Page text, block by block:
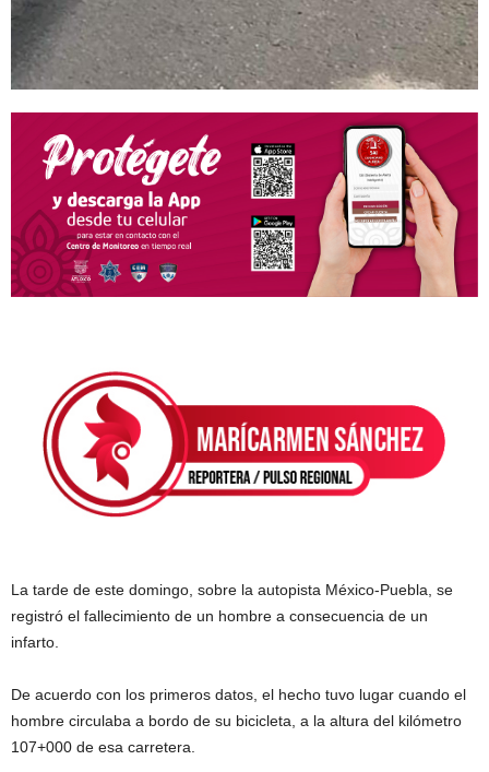
La tarde de este domingo, sobre la autopista México-Puebla, se
registró el fallecimiento de un hombre a consecuencia de un
infarto.
De acuerdo con los primeros datos, el hecho tuvo lugar cuando el
hombre circulaba a bordo de su bicicleta, a la altura del kilómetro
107+000 de esa carretera.